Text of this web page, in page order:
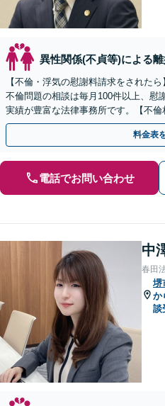
異性関係(不貞等)による
【不倫・浮気の慰謝料請求をされた
不倫問題の相談は毎月100件以上、慰
実績が豊富な法律事務所です。【不
ご契約まで対応可/来所不要】
料金表
電話でお問い合わせ
中
春田
堺
か
談